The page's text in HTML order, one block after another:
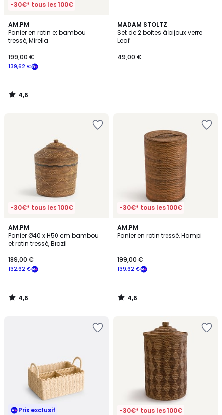
-30€* tous les 100€
AM.PM
Panier en rotin et bambou
tressé, Mirella
139,62 €
199,00 €
4,6
/ 5
4,6
/
MADAM STOLTZ
Set de 2 boites à bijoux verre
Leaf
49,00 €
-30€* tous les 100€
AM.PM
Panier Ø40 x H50 cm bambou
et rotin tressé, Brazil
132,62 €
189,00 €
4,6
/ 5
4,6
/
-30€* tous les 100€
AM.PM
Panier en rotin tressé, Hampi
139,62 €
199,00 €
4,6
/ 5
4,6
/
Prix exclusif -30€* tous les 100€